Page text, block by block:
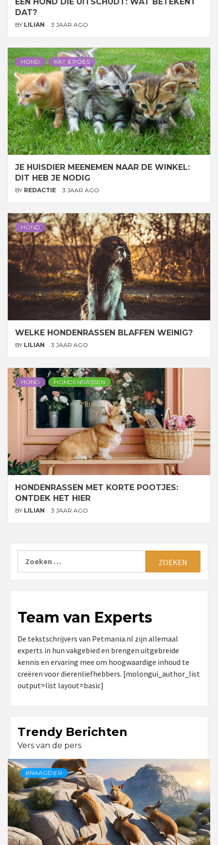
DAT?
BY LILIAN 3 JAAR AGO
HOND KAT & POES
JE HUISDIER MEENEMEN NAAR DE WINKEL:
DIT HEB JE NODIG
BY REDACTIE 3 JAAR AGO
HOND
WELKE HONDENRASSEN BLAFFEN WEINIG?
BY LILIAN 3 JAAR AGO
HOND HONDENRASSEN
HONDENRASSEN MET KORTE POOTJES:
ONTDEK HET HIER
BY LILIAN 3 JAAR AGO
naar:
Team van Experts
De tekstschrijvers van Petmania.nl zijn allemaal
experts in hun vakgebied en brengen uitgebreide
kennis en ervaring mee om hoogwaardige inhoud te
creëren voor dierenliefhebbers. [molongui_author_list
output=list layout=basic]
Trendy Berichten
Vers van de pers
KNAAGDIER